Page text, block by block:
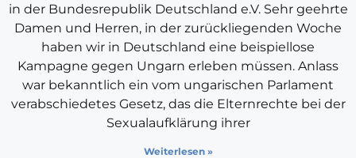
in der Bundesrepublik Deutschland e.V. Sehr geehrte
Damen und Herren, in der zurückliegenden Woche
haben wir in Deutschland eine beispiellose
Kampagne gegen Ungarn erleben müssen. Anlass
war bekanntlich ein vom ungarischen Parlament
verabschiedetes Gesetz, das die Elternrechte bei der
Sexualaufklärung ihrer
Weiterlesen »